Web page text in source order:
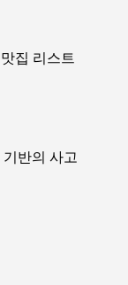
집 리스트
반의 사고